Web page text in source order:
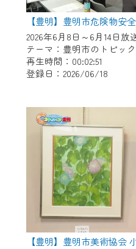
【豊明】豊明市危険物
2026年6月8日～6月14日放
テーマ：豊明市のトピッ
再生時間：00:02:51
登録日：2026/06/18
【豊明】豊明市美術協会